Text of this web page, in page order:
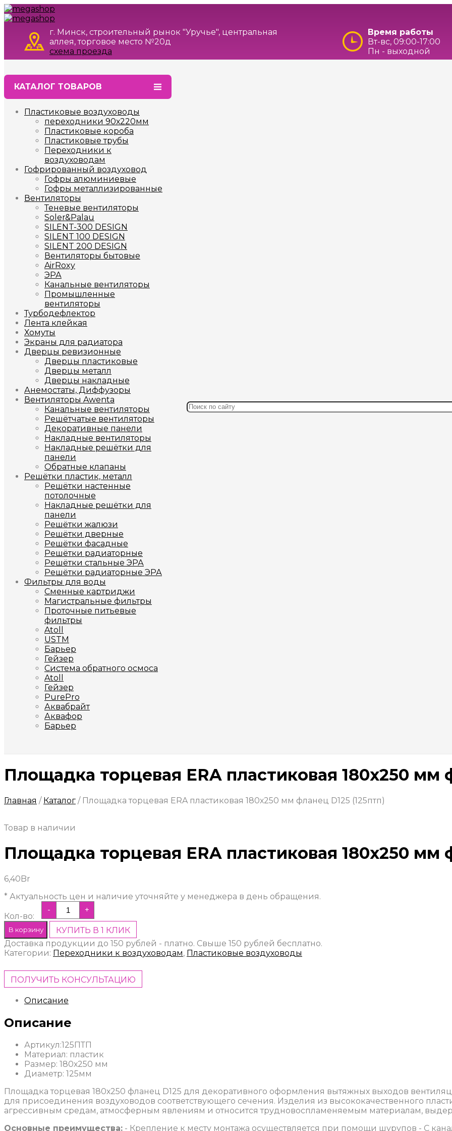
г. Минск, строительный рынок "Уручье", центральная
аллея, торговое место №20д
схема проезда
Время работы
Вт-вс, 09:00-17:00
Пн - выходной
КАТАЛОГ ТОВАРОВ
Пластиковые воздуховоды
переходники 90х220мм
Пластиковые короба
Пластиковые трубы
Переходники к
воздуховодам
Гофрированный воздуховод
Гофры алюминиевые
Гофры металлизированные
Вентиляторы
Теневые вентиляторы
Soler&Palau
SILENT-300 DESIGN
SILENT 100 DESIGN
SILENT 200 DESIGN
Вентиляторы бытовые
AirRoxy
ЭРА
Канальные вентиляторы
Промышленные
вентиляторы
Турбодефлектор
Лента клейкая
Хомуты
Экраны для радиатора
Дверцы ревизионные
Дверцы пластиковые
Дверцы металл
Дверцы накладные
Анемостаты, Диффузоры
Вентиляторы Awenta
Канальные вентиляторы
Решётчатые вентиляторы
Декоративные панели
Накладные вентиляторы
Накладные решётки для
панели
Обратные клапаны
Решётки пластик, металл
Решётки настенные
потолочные
Накладные решётки для
панели
Решётки жалюзи
Решётки дверные
Решётки фасадные
Решётки радиаторные
Решётки стальные ЭРА
Решётки радиаторные ЭРА
Фильтры для воды
Сменные картриджи
Магистральные фильтры
Проточные питьевые
фильтры
Atoll
USTM
Барьер
Гейзер
Система обратного осмоса
Atoll
Гейзер
PurePro
Аквабрайт
Аквафор
Барьер
Площадка торцевая ERA пластиковая 180х250 мм
Главная / Каталог / Площадка торцевая ERA пластиковая 180х250 мм фланец D125 (125птп)
Товар в наличии
Площадка торцевая ERA пластиковая 180х250 мм
6,40Br
* Актуальность цен и наличие уточняйте у менеджера в день обращения.
Кол-во:
- +
В корзину
КУПИТЬ В 1 КЛИК
Доставка продукции до 150 рублей - платно. Свыше 150 рублей бесплатно.
Категории: Переходники к воздуховодам, Пластиковые воздуховоды
ПОЛУЧИТЬ КОНСУЛЬТАЦИЮ
Описание
Описание
Артикул:125ПТП
Материал: пластик
Размер: 180х250 мм
Диаметр: 125мм
Площадка торцевая 180х250 фланец D125 для декоративного оформления вытяжных выходов
для присоединения воздуховодов соответствующего сечения. Изделия из высококачественного
агрессивным средам, атмосферным явлениям и относится трудновоспламеняемым материалам,
Основные преимущества: - Крепление к месту монтажа осуществляется при помощи шурупов - C